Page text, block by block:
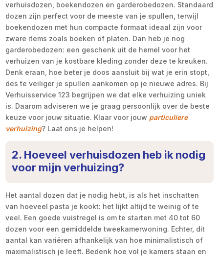
verhuisdozen, boekendozen en garderobedozen. Standaard
dozen zijn perfect voor de meeste van je spullen, terwijl
boekendozen met hun compacte formaat ideaal zijn voor
zware items zoals boeken of platen. Dan heb je nog
garderobedozen: een geschenk uit de hemel voor het
verhuizen van je kostbare kleding zonder deze te kreuken.
Denk eraan, hoe beter je doos aansluit bij wat je erin stopt,
des te veiliger je spullen aankomen op je nieuwe adres. Bij
Verhuisservice 123 begrijpen we dat elke verhuizing uniek
is. Daarom adviseren we je graag persoonlijk over de beste
keuze voor jouw situatie. Klaar voor jouw particuliere
verhuizing? Laat ons je helpen!
2. Hoeveel verhuisdozen heb ik nodig
voor mijn verhuizing?
Het aantal dozen dat je nodig hebt, is als het inschatten
van hoeveel pasta je kookt: het lijkt altijd te weinig of te
veel. Een goede vuistregel is om te starten met 40 tot 60
dozen voor een gemiddelde tweekamerwoning. Echter, dit
aantal kan variëren afhankelijk van hoe minimalistisch of
maximalistisch je leeft. Bedenk hoe vol je kamers staan en